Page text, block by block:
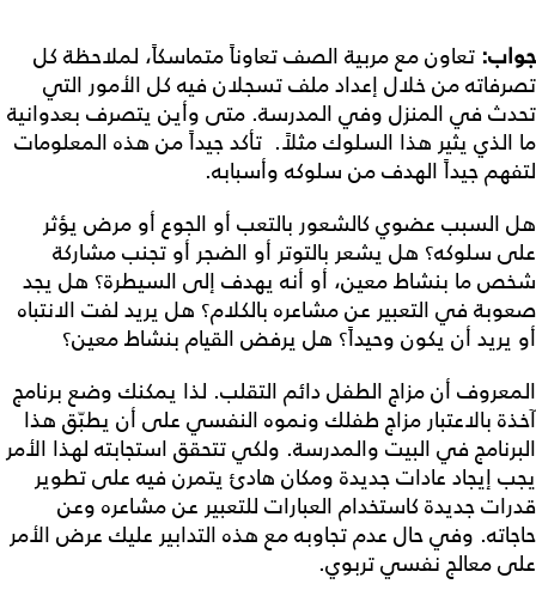
جواب: تعاون مع مربية الصف تعاوناً متماسكاً، لملاحظة كل
تصرفاته من خلال إعداد ملف تسجلان فيه كل الأمور التي
تحدث في المنزل وفي المدرسة. متى وأين يتصرف بعدوانية
ما الذي يثير هذا السلوك مثلاً. تأكد جيداً من هذه المعلومات
لتفهم جيداً الهدف من سلوكه وأسبابه.
هل السبب عضوي كالشعور بالتعب أو الجوع أو مرض يؤثر
على سلوكه؟ هل يشعر بالتوتر أو الضجر أو تجنب مشاركة
شخص ما بنشاط معين، أو أنه يهدف إلى السيطرة؟ هل يجد
صعوبة في التعبير عن مشاعره بالكلام؟ هل يريد لفت الانتباه
أو يريد أن يكون وحيداً؟ هل يرفض القيام بنشاط معين؟
المعروف أن مزاج الطفل دائم التقلب. لذا يمكنك وضع برنامج
آخذة بالاعتبار مزاج طفلك ونموه النفسي على أن يطبّق هذا
البرنامج في البيت والمدرسة. ولكي تتحقق استجابته لهذا الأمر
يجب إيجاد عادات جديدة ومكان هادئ يتمرن فيه على تطوير
قدرات جديدة كاستخدام العبارات للتعبير عن مشاعره وعن
حاجاته. وفي حال عدم تجاوبه مع هذه التدابير عليك عرض الأمر
على معالج نفسي تربوي.